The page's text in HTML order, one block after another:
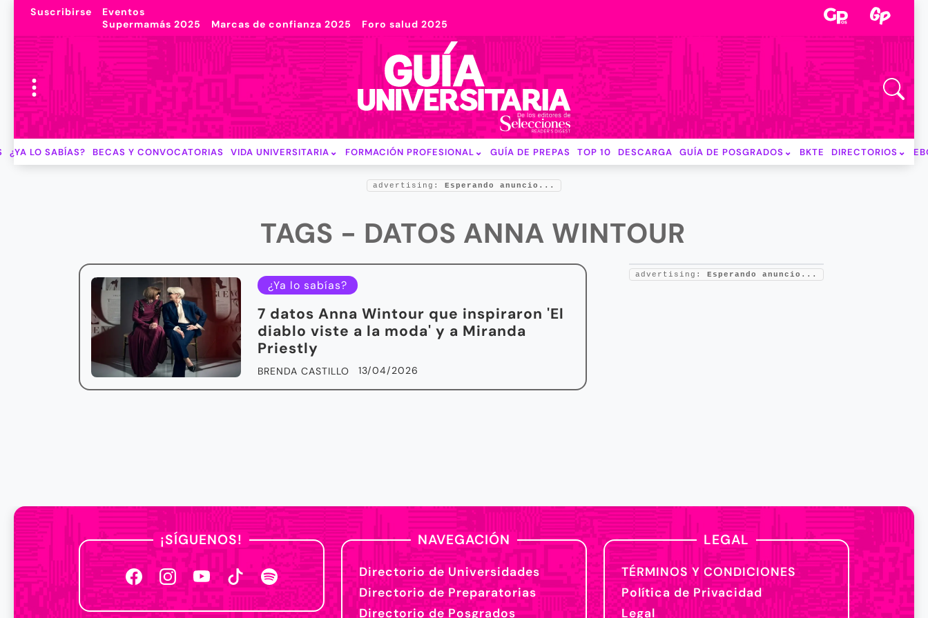
Suscribirse
Eventos
Supermamás 2025
Marcas de confianza 2025 Foro salud 2025
¿YA LO SABÍAS? BECAS Y CONVOCATORIAS VIDA UNIVERSITARIA FORMACIÓN PROFESIONAL GUÍA DE PREPAS TOP 10 DESCARGA GUÍA DE POSGRADOS BKTE DIRECTORIOS
advertising: Esperando anuncio...
TAGS - DATOS ANNA WINTOUR
¿Ya lo sabías?
7 datos Anna Wintour que inspiraron 'El
diablo viste a la moda' y a Miranda
Priestly
BRENDA CASTILLO 13/04/2026
advertising: Esperando anuncio...
¡SÍGUENOS! NAVEGACIÓN
Directorio de Universidades
Directorio de Preparatorias
Directorio de Posgrados
LEGAL
TÉRMINOS Y CONDICIONES
Política de Privacidad
Legal